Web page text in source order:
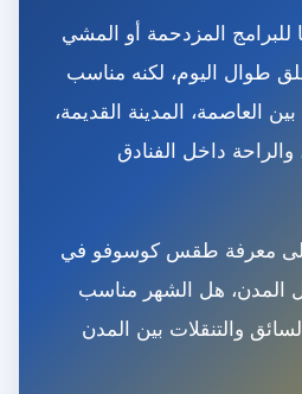
للبرامج المزدحمة أو المشي
طوال اليوم، لكنه مناسب
العاصمة، المدينة القديمة،
داخل الفنادق
معرفة طقس كوسوفو في
المدن، هل الشهر مناسب
والتنقلات بين المدن